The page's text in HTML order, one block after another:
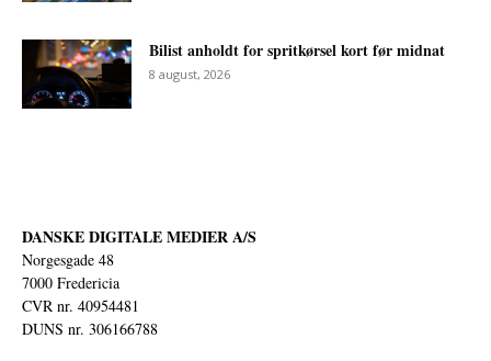
Bilist anholdt for spritkørsel kort før midnat
8 august, 2026
DANSKE DIGITALE MEDIER A/S
Norgesgade 48
7000 Fredericia
CVR nr. 40954481
DUNS nr. 306166788